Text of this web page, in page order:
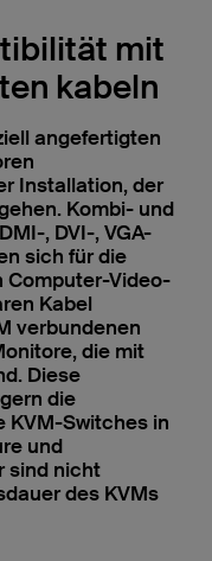
mit
kabeln
angefertigten
Installation, der
Kombi- und
, DVI-, VGA-
sich für die
Computer-Video-
Kabel
verbundenen
die mit
Diese
die
KVM-Switches in
und
sind nicht
des KVMs